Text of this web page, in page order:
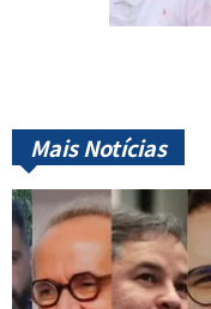
Mais Notícias